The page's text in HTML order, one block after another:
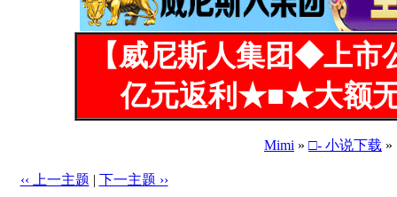
【威尼斯人集团◆上
亿元返利★■★大额
Mimi » □- 小说下载 »
‹‹ 上一主题 | 下一主题 ››